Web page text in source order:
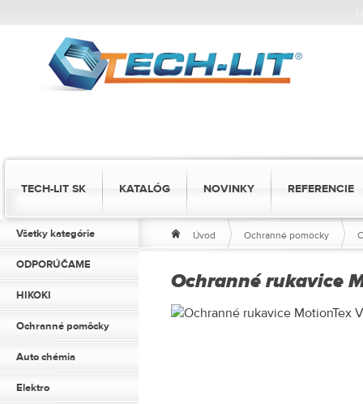
TECH-LIT SK KATALÓG NOVINKY REFERENCIE
Všetky kategórie
ODPORÚČAME
HIKOKI
Ochranné pomôcky
Auto chémia
Elektro
Úvod Ochranné pomôcky
Ochranné rukavice